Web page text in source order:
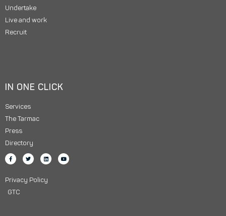
Undertake
Live and work
Recruit
IN ONE CLICK
Services
The Tarmac
Press
Directory
Privacy Policy
GTC